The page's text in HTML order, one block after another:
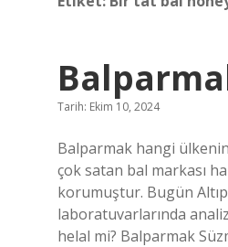
Tarih: Ekim 10, 2024
Balparmak hangi ülkenin
çok satan bal markası
korumuştur. Bugün
laboratuvarlarında
helal mi? Balparmak